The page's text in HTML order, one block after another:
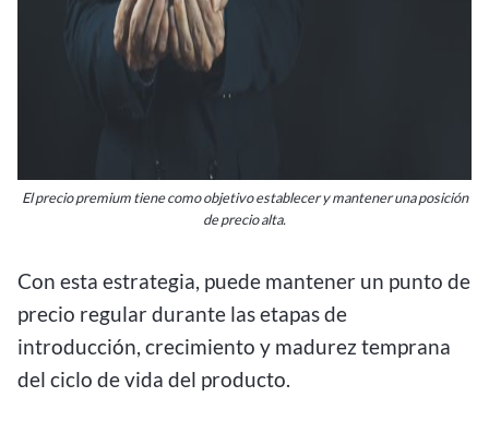
El precio premium tiene como objetivo establecer y mantener una posición
de precio alta.
Con esta estrategia, puede mantener un punto de
precio regular durante las etapas de
introducción, crecimiento y madurez temprana
del ciclo de vida del producto.